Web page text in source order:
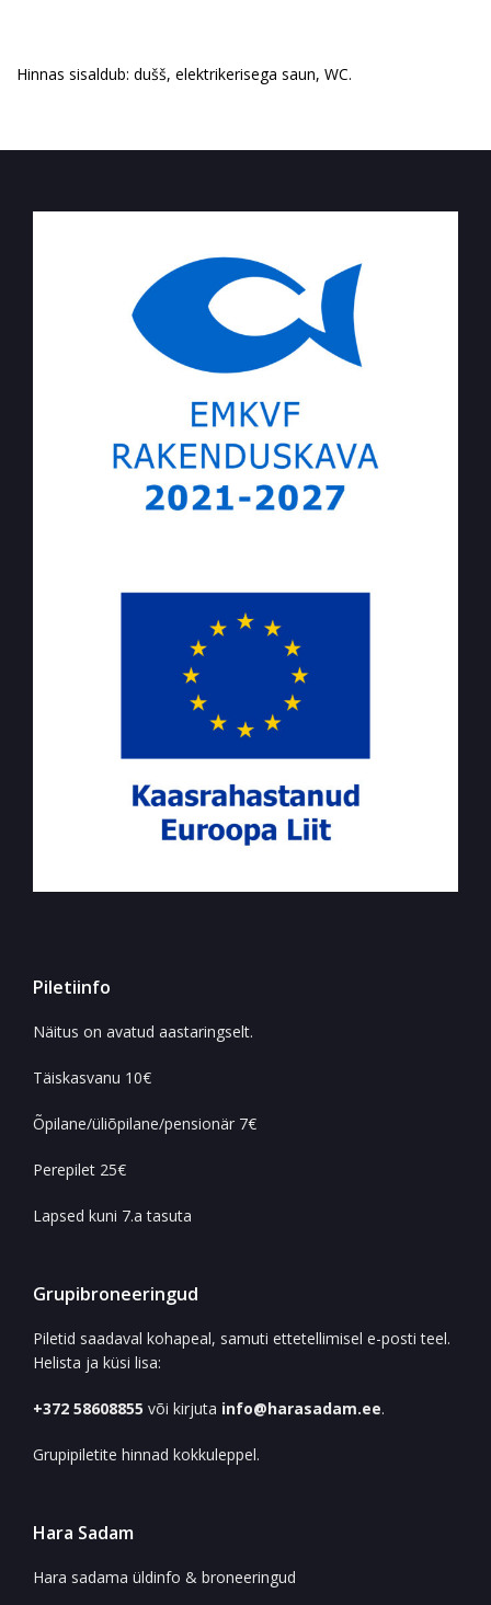
Hinnas sisaldub: dušš, elektrikerisega saun, WC.
Piletiinfo
Näitus on avatud aastaringselt.
Täiskasvanu 10€
Õpilane/üliõpilane/pensionär 7€
Perepilet 25€
Lapsed kuni 7.a tasuta
Grupibroneeringud
Piletid saadaval kohapeal, samuti ettetellimisel e-posti teel.
Helista ja küsi lisa:
+372 58608855 või kirjuta info@harasadam.ee.
Grupipiletite hinnad kokkuleppel.
Hara Sadam
Hara sadama üldinfo & broneeringud